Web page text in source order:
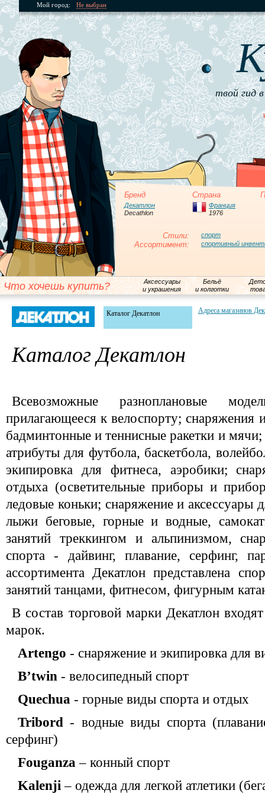
Мой город: Не выбран
твой гид
Бренд Страна
Декатлон
Decathlon
Франция
1976
Стили: спорт
Ассортимент: спортивный
Что хочешь купить?
Аксессуары
и украшения
Бельё
и колготки
Каталог Декатлон Адреса магазинов
Каталог Декатлон
Всевозможные разноплановые
прилагающееся к велоспорту; снаряжения
бадминтонные и теннисные ракетки и
атрибуты для футбола, баскетбола,
экипировка для фитнеса, аэробики;
отдыха (осветительные приборы и
ледовые коньки; снаряжение и аксессуары
лыжи беговые, горные и водные,
занятий треккингом и альпинизмом,
спорта - дайвинг, плавание, серфинг,
ассортимента Декатлон представлена
занятий танцами, фитнесом, фигурным
В состав торговой марки Декатлон
марок.
Artengo - снаряжение и экипировка для
B’twin - велосипедный спорт
Quechua - горные виды спорта и отдых
Tribord - водные виды спорта
серфинг)
Fouganza – конный спорт
Kalenji – одежда для легкой атлетики